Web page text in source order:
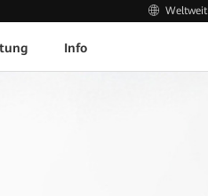
Weltweit
Info